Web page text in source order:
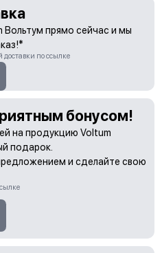
прямо сейчас и мы
доставки по ссылке
бонусом!
на продукцию Voltum
подарок.
и сделайте свою